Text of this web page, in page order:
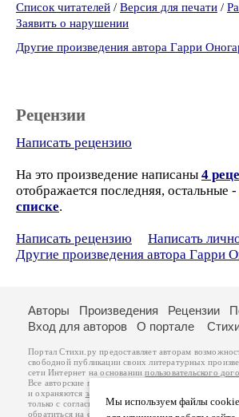
Список читателей / Версия для печати /
Заявить о нарушении
Другие произведения автора Гарри
Рецензии
Написать рецензию
На это произведение написаны 4
отображается последняя, остальные -
списке.
Написать рецензию
Написать
Другие произведения автора Гарри
Мы используем файлы cookie
Авторы Произведения Рецензии
Вход для авторов
О портале
Портал Стихи.ру предоставляет авторам
свободной публикации своих литературных
сети Интернет на основаниипользовательского
Все авторские права на произведения принадлежат
и охраняются законом
. Перепечатка произведений
только с согласия его автора, к которому вы можете
обратиться на его авторской странице.